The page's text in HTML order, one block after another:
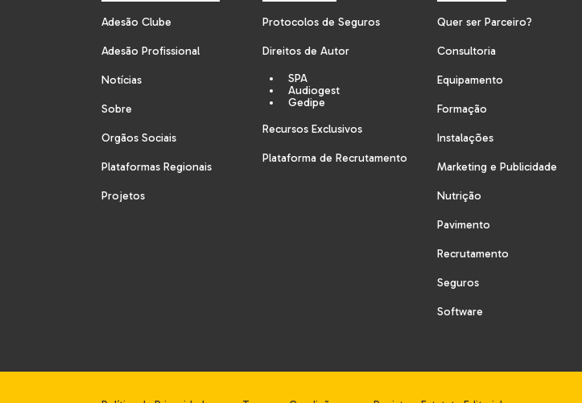
Adesão Clube
Adesão Profissional
Notícias
Sobre
Orgãos Sociais
Plataformas Regionais
Projetos
Protocolos de Seguros
Direitos de Autor
SPA
Audiogest
Gedipe
Recursos Exclusivos
Plataforma de Recrutamento
Quer ser Parceiro?
Consultoria
Equipamento
Formação
Instalações
Marketing e Publicidade
Nutrição
Pavimento
Recrutamento
Seguros
Software